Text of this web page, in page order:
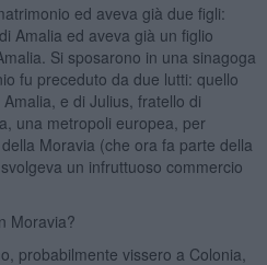
ed aveva già due figli:
Amalia ed aveva già un figlio
Si sposarono in una sinagoga
fu preceduto da due lutti: quello
e di Julius, fratello di
una metropoli europea, per
Moravia (che ora fa parte della
un infruttuoso commercio
Moravia?
probabilmente vissero a Colonia,